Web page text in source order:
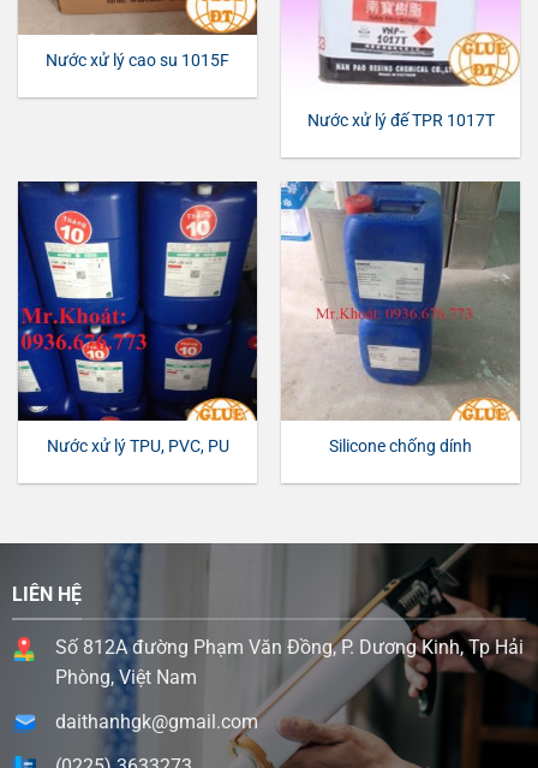
Nước xử lý cao su 1015F
Nước xử lý đế TPR 1017T
Nước xử lý TPU, PVC, PU Silicone chống dính
LIÊN HỆ
Số 812A đường Phạm Văn Đồng, P. Dương Kinh, Tp Hải
Phòng, Việt Nam
daithanhgk@gmail.com